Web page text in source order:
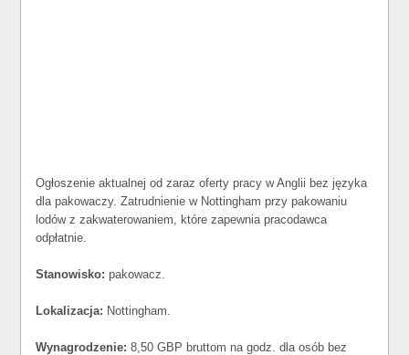
Ogłoszenie aktualnej od zaraz oferty pracy w Anglii bez języka
dla pakowaczy. Zatrudnienie w Nottingham przy pakowaniu
lodów z zakwaterowaniem, które zapewnia pracodawca
odpłatnie.
Stanowisko: pakowacz.
Lokalizacja: Nottingham.
Wynagrodzenie: 8,50 GBP bruttom na godz. dla osób bez